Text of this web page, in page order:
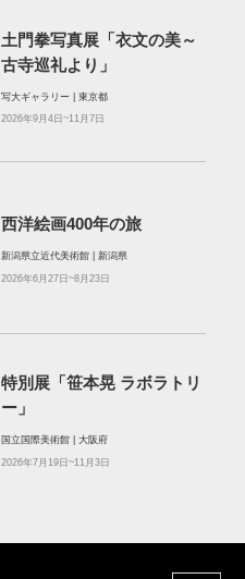
土門拳写真展「衣文の美～
古寺巡礼より」
写大ギャラリー | 東京都
2026年9月4日~11月7日
西洋絵画400年の旅
新潟県立近代美術館 | 新潟県
2026年6月27日~8月23日
特別展「笹本晃 ラボラトリ
ー」
国立国際美術館 | 大阪府
2026年7月19日~11月3日